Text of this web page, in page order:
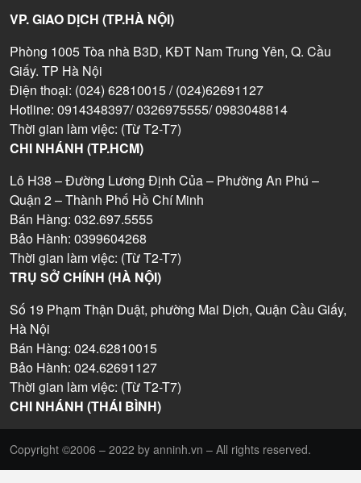
VP. GIAO DỊCH (TP.HÀ NỘI)
Phòng 1005 Tòa nhà B3D, KĐT Nam Trung Yên, Q. Cầu
Giấy. TP Hà Nội
Điện thoại: (024) 62810015 / (024)62691127
Hotline: 0914348397/ 0326975555/ 0983048814
Thời gian làm việc: (Từ T2-T7)
CHI NHÁNH (TP.HCM)
Lô H38 – Đường Lương Định Của – Phường An Phú –
Quận 2 – Thành Phố Hồ Chí Minh
Bán Hàng: 032.697.5555
Bảo Hành: 0399604268
Thời gian làm việc: (Từ T2-T7)
TRỤ SỞ CHÍNH (HÀ NỘI)
Số 19 Phạm Thận Duật, phường Mai Dịch, Quận Cầu Giấy,
Hà Nội
Bán Hàng: 024.62810015
Bảo Hành: 024.62691127
Thời gian làm việc: (Từ T2-T7)
CHI NHÁNH (THÁI BÌNH)
Copyright ©2006 – 2022 by anninh.vn – All rights reserved.